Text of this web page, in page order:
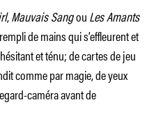
,Mauvais SangouLes Amants
de mains qui s’effleurent et
et ténu; de cartes de jeu
comme par magie, de yeux
caméra avant de